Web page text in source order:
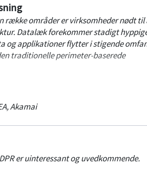
række områder er virksomheder nødt til
Datalæk forekommer stadigt
og applikationer flytter i stigende
traditionelle perimeter-baserede
af Zero Trust som sikkerhedsarkitektur.
,Akamai
er uinteressant og uvedkommende.